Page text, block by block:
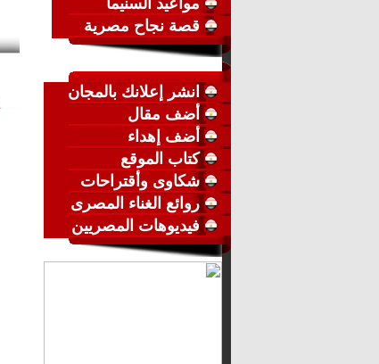
مواعيد السنيما
قصة نجاح مصرية
انشر إعلانك بالمجان
أضف مقال
أضف إهداء
كتاب الموقع
شكاوى وأقتراحات
روائع الغناء المصرى
فيديوهات المصريين